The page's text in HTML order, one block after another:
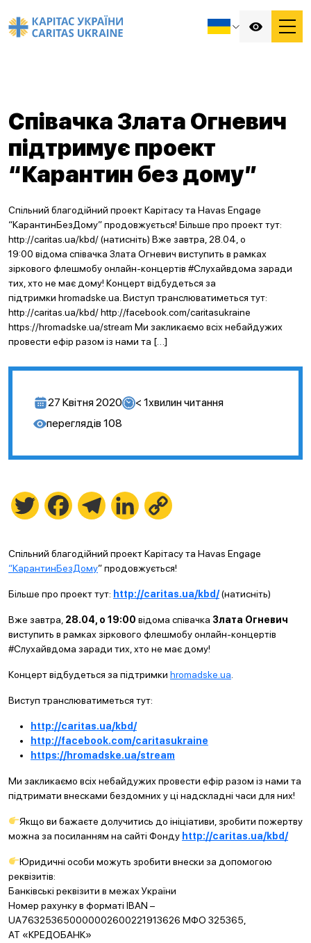
Співачка Злата Огневич
підтримує проект
“Карантин без дому”
Спільний благодійний проект Карітасу та Havas Engage
“КарантинБезДому” продовжується! Більше про проект тут:
http://caritas.ua/kbd/ (натисніть) Вже завтра, 28.04, о
19:00 відома співачка Злата Огневич виступить в рамках
зіркового флешмобу онлайн-концертів #Слухайвдома заради
тих, хто не має дому! Концерт відбудеться за
підтримки hromadske.ua. Виступ транслюватиметься тут:
http://caritas.ua/kbd/ http://facebook.com/caritasukraine
https://hromadske.ua/stream Ми закликаємо всіх небайдужих
провести ефір разом із нами та […]
27 Квітня 2020 < 1хвилин читання
переглядів 108
Twitter FacebookTelegramLinkedIn
Спільний благодійний проект Карітасу та Havas Engage
“КарантинБезДому” продовжується!
Більше про проект тут: http://caritas.ua/kbd/(натисніть)
Вже завтра, 28.04, о 19:00 відома співачка Злата Огневич
виступить в рамках зіркового флешмобу онлайн-концертів
#Слухайвдома заради тих, хто не має дому!
Концерт відбудеться за підтримки hromadske.ua
Виступ транслюватиметься тут:
http://caritas.ua/kbd/
http://facebook.com/caritasukraine
https://hromadske.ua/stream
Ми закликаємо всіх небайдужих провести ефір разом із нами та
підтримати внесками бездомних у ці надскладні часи для них!
Якщо ви бажаєте долучитись до ініціативи, зробити пожертву
можна за посиланням на сайті Фонду http://caritas.ua/kbd/
Юридичні особи можуть зробити внески за допомогою
реквізитів:
Банківські реквізити в межах України
Номер рахунку в форматі IBAN –
UA763253650000002600221913626 МФО 325365,
АТ «КРЕДОБАНК»